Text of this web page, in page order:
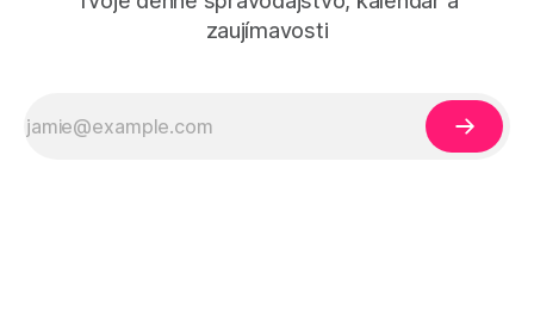
zaujímavosti